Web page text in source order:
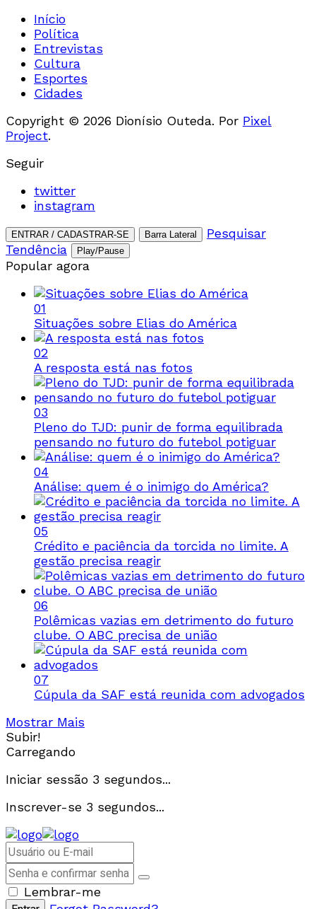
Início
Política
Entrevistas
Cultura
Esportes
Cidades
Copyright © 2026 Dionísio Outeda. Por Pixel
Project.
Seguir
twitter
instagram
ENTRAR / CADASTRAR-SE Barra Lateral
Pesquisar
Tendência
Play/Pause
Popular agora
01
Situações sobre Elias do América
02
A resposta está nas fotos
03
Pleno do TJD: punir de forma equilibrada
pensando no futuro do futebol potiguar
04
Análise: quem é o inimigo do América?
05
Crédito e paciência da torcida no limite. A
gestão precisa reagir
06
Polêmicas vazias em detrimento do futuro
clube. O ABC precisa de união
07
Cúpula da SAF está reunida com advogados
Mostrar Mais
Subir!
Carregando
Iniciar sessão 3 segundos...
Inscrever-se 3 segundos...
Lembrar-me